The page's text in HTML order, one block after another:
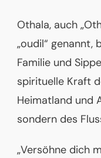
Othala, auch
„oudil“ genannt,
Familie und
spirituelle Kraft
Heimatland und
sondern des
„Versöhne dich